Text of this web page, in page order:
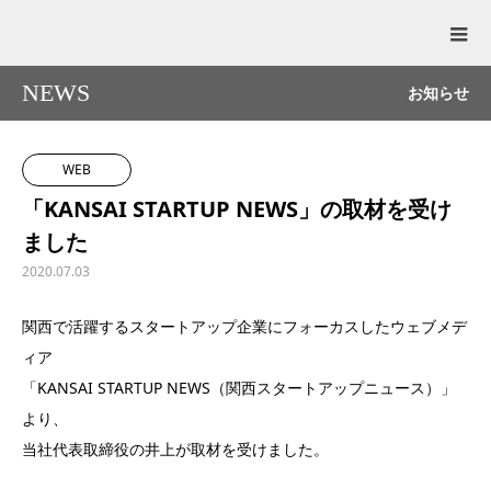
NEWS お知らせ
WEB
「KANSAI STARTUP NEWS」の取材を受け
ました
2020.07.03
関西で活躍するスタートアップ企業にフォーカスしたウェブメデ
ィア
「KANSAI STARTUP NEWS（関西スタートアップニュース）」
より、
当社代表取締役の井上が取材を受けました。